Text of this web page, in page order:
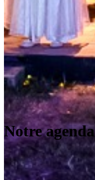
Notre agenda